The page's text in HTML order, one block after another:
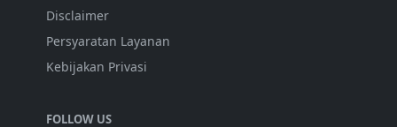
Disclaimer
Persyaratan Layanan
Kebijakan Privasi
FOLLOW US